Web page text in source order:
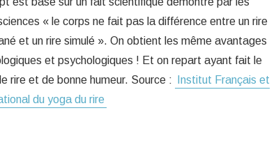
« le corps ne fait pas la différence entre un rire
et un rire simulé ». On obtient les même avantages
et psychologiques ! Et on repart ayant fait le
rire et de bonne humeur. Source :
Institut Français et
du yoga du rire